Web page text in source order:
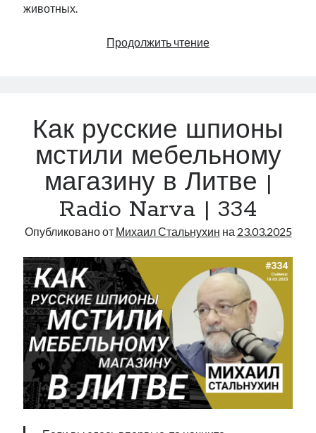
животных.
Продолжить чтениеТерроризирующий
Radio
|
363
Как русские шпионы
мстили мебельному
магазину в Литве |
Radio Narva | 334
Опубликовано от Михаил Стальнухин на 23.03.2025